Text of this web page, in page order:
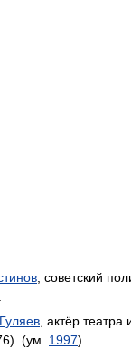
, советский
, актёр театра
(ум. 1997)